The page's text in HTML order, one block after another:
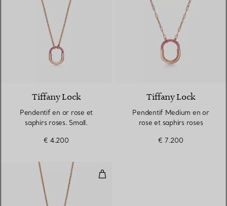
Tiffany Lock
Pendentif en or rose et
saphirs roses. Small.
€ 4.200
Tiffany Lock
Pendentif Medium en or
rose et saphirs roses
€ 7.200
Pendentif en or rose et saphir